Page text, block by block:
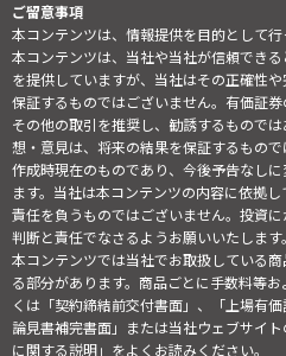
ご留意事項
本コンテンツは、情報提供を目的として行
本コンテンツは、当社や当社が信頼でき
を提供していますが、当社はその正確性
保証するものではございません。有価証券
その他の取引を推奨し、勧誘するもので
想・意見は、将来の結果を保証するもの
作成時現在のものであり、今後予告なし
ます。当社は本コンテンツの内容に依拠
責任を負うものではございません。投資
判断と責任でなさるようお願いいたします。
本コンテンツでは当社でお取扱している
る部分があります。商品ごとに手数料等
くは「契約締結前交付書面」、「上場有
論見書補完書面」または当社ウェブサイ
に関する説明」をよくお読みください。